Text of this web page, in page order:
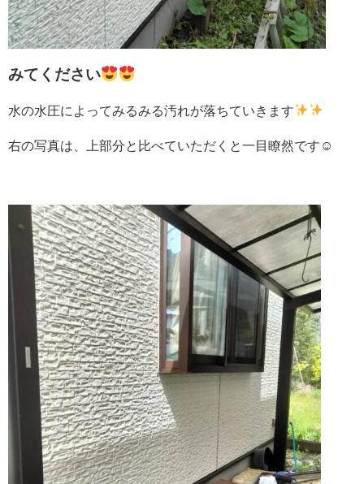
みてください
水の水圧によってみるみる汚れが落ちていきます
右の写真は、上部分と比べていただくと一目瞭然です☺